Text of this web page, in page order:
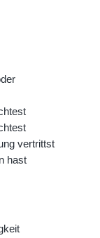
vertrittst
hast